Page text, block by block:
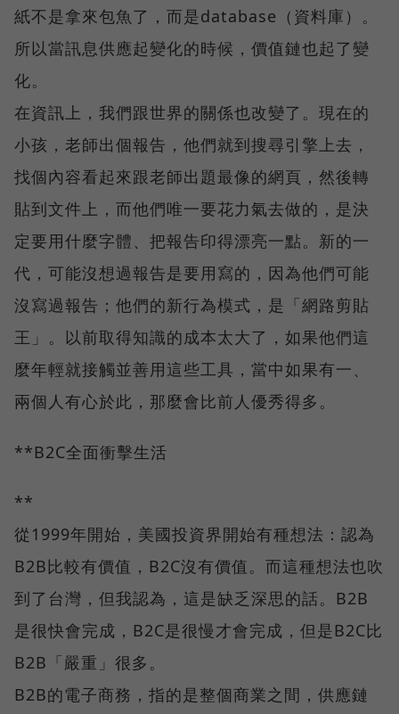
紙不是拿來包魚了，而是database（資料庫）。
所以當訊息供應起變化的時候，價值鏈也起了變
化。
在資訊上，我們跟世界的關係也改變了。現在的
小孩，老師出個報告，他們就到搜尋引擎上去，
找個內容看起來跟老師出題最像的網頁，然後轉
貼到文件上，而他們唯一要花力氣去做的，是決
定要用什麼字體、把報告印得漂亮一點。新的一
代，可能沒想過報告是要用寫的，因為他們可能
沒寫過報告；他們的新行為模式，是「網路剪貼
王」。以前取得知識的成本太大了，如果他們這
麼年輕就接觸並善用這些工具，當中如果有一、
兩個人有心於此，那麼會比前人優秀得多。
**B2C全面衝擊生活
**
從1999年開始，美國投資界開始有種想法：認為
B2B比較有價值，B2C沒有價值。而這種想法也吹
到了台灣，但我認為，這是缺乏深思的話。B2B
是很快會完成，B2C是很慢才會完成，但是B2C比
B2B「嚴重」很多。
B2B的電子商務，指的是整個商業之間，供應鏈